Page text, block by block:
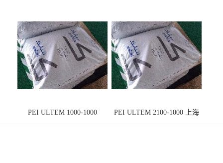
PEI ULTEM 1000-1000
PEI ULTEM 2100-1000 上海